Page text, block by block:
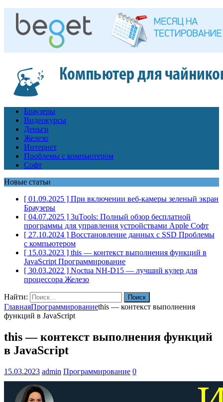
Браузеры
Видеокурсы
Деньги
Железо
Интернет
Проблемы с компьютером
Софт
Новые статьи
[ 01.09.2025 ] При включении веб-камеры зеленый экран
Браузеры
[ 04.07.2025 ] 3uTools: Полный обзор бесплатной
программы для управления устройствами Apple Софт
[ 27.10.2024 ] Восстановление данных с SSD Проблемы
с компьютером
[ 15.03.2023 ] this — контекст выполнения функций в
JavaScript Программирование
[ 30.03.2022 ] Noctua NH-D15 — лучший кулер для
процессора Железо
Найти:
ГлавнаяПрограммированиеthis — контекст выполнения
функций в JavaScript
this — контекст выполнения функций
в JavaScript
15.03.2023 admin Программирование 0